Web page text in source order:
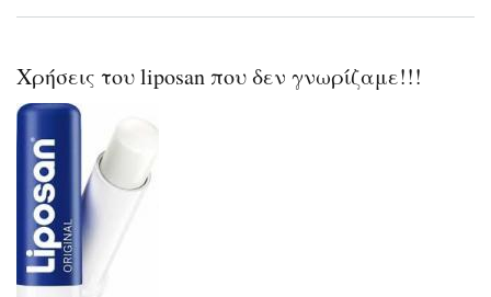
Χρήσεις του liposan που δεν γνωρίζαμε!!!